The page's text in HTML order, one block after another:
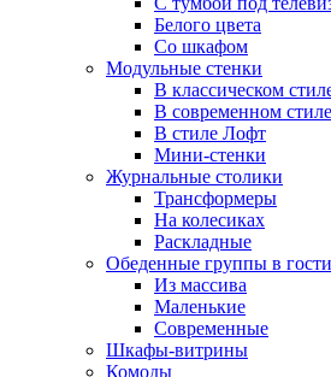
Белого цвета
Со шкафом
Модульные стенки
В классическом
В современном стиле
В стиле Лофт
Мини-стенки
Журнальные столики
Трансформеры
На колесиках
Раскладные
Обеденные группы в
Из массива
Маленькие
Современные
Шкафы-витрины
Комоды